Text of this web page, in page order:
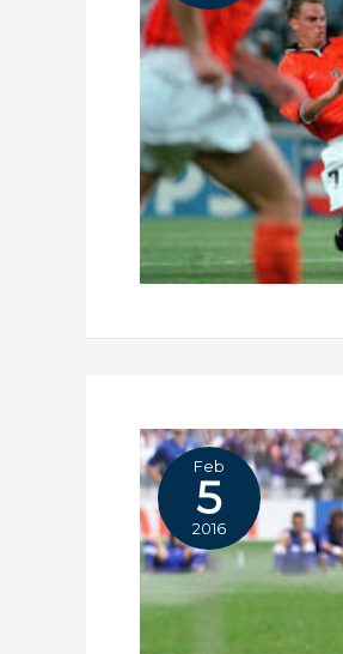
Feb
5
2016